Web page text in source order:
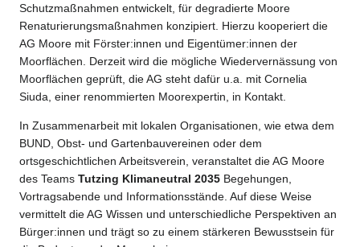
Schutzmaßnahmen entwickelt, für degradierte Moore
Renaturierungsmaßnahmen konzipiert. Hierzu kooperiert die
AG Moore mit Förster:innen und Eigentümer:innen der
Moorflächen. Derzeit wird die mögliche Wiedervernässung von
Moorflächen geprüft, die AG steht dafür u.a. mit Cornelia
Siuda, einer renommierten Moorexpertin, in Kontakt.
In Zusammenarbeit mit lokalen Organisationen, wie etwa dem
BUND, Obst- und Gartenbauvereinen oder dem
ortsgeschichtlichen Arbeitsverein, veranstaltet die AG Moore
des Teams Tutzing Klimaneutral 2035 Begehungen,
Vortragsabende und Informationsstände. Auf diese Weise
vermittelt die AG Wissen und unterschiedliche Perspektiven an
Bürger:innen und trägt so zu einem stärkeren Bewusstsein für